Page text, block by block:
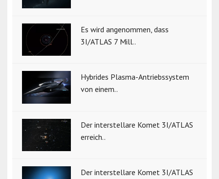
Es wird angenommen, dass
3I/ATLAS 7 Mill..
Hybrides Plasma-Antriebssystem
von einem..
Der interstellare Komet 3I/ATLAS
erreich..
Der interstellare Komet 3I/ATLAS